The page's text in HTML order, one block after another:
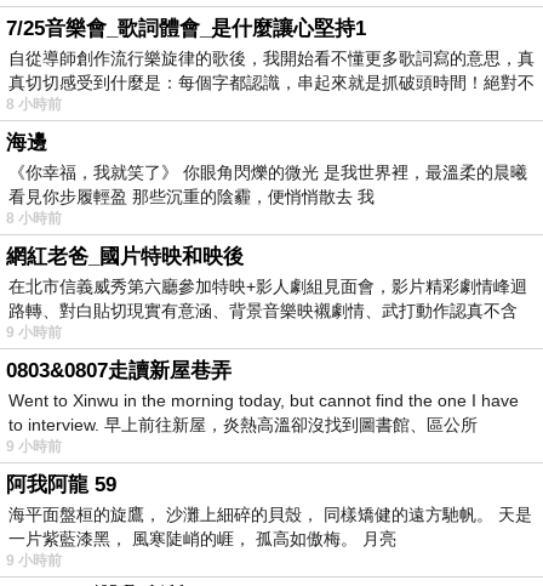
7/25音樂會_歌詞體會_是什麼讓心堅持1
自從導師創作流行樂旋律的歌後，我開始看不懂更多歌詞寫的意思，真
真切切感受到什麼是：每個字都認識，串起來就是抓破頭時間！絕對不
8 小時前
海邊
《你幸福，我就笑了》 你眼角閃爍的微光 是我世界裡，最溫柔的晨曦
看見你步履輕盈 那些沉重的陰霾，便悄悄散去 我
8 小時前
網紅老爸_國片特映和映後
在北市信義威秀第六廳參加特映+影人劇組見面會，影片精彩劇情峰迴
路轉、對白貼切現實有意涵、背景音樂映襯劇情、武打動作認真不含
糊、
9 小時前
0803&0807走讀新屋巷弄
Went to Xinwu in the morning today, but cannot find the one I have
to interview. 早上前往新屋，炎熱高溫卻沒找到圖書館、區公所
9 小時前
阿我阿龍 59
海平面盤桓的旋鷹， 沙灘上細碎的貝殼， 同樣矯健的遠方馳帆。 天是
一片紫藍漆黑， 風寒陡峭的崕， 孤高如傲梅。 月亮
9 小時前